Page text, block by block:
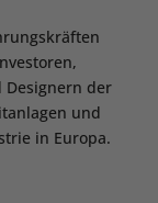
Designern der
und
in Europa.